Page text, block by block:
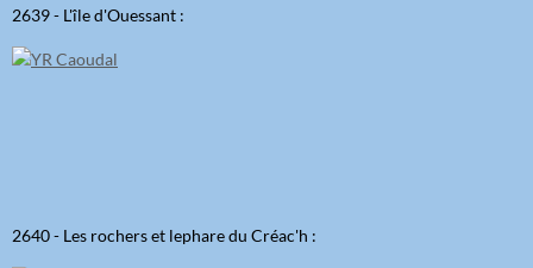
2639 - L'île d'Ouessant :
2640 - Les rochers et lephare du Créac'h :